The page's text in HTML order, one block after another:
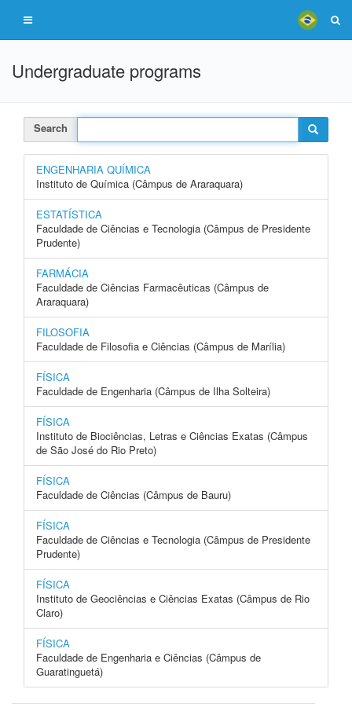
Undergraduate programs
Search
ENGENHARIA QUÍMICA
Instituto de Química (Câmpus de Araraquara)
ESTATÍSTICA
Faculdade de Ciências e Tecnologia (Câmpus de Presidente
Prudente)
FARMÁCIA
Faculdade de Ciências Farmacêuticas (Câmpus de
Araraquara)
FILOSOFIA
Faculdade de Filosofia e Ciências (Câmpus de Marília)
FÍSICA
Faculdade de Engenharia (Câmpus de Ilha Solteira)
FÍSICA
Instituto de Biociências, Letras e Ciências Exatas (Câmpus
de São José do Rio Preto)
FÍSICA
Faculdade de Ciências (Câmpus de Bauru)
FÍSICA
Faculdade de Ciências e Tecnologia (Câmpus de Presidente
Prudente)
FÍSICA
Instituto de Geociências e Ciências Exatas (Câmpus de Rio
Claro)
FÍSICA
Faculdade de Engenharia e Ciências (Câmpus de
Guaratinguetá)